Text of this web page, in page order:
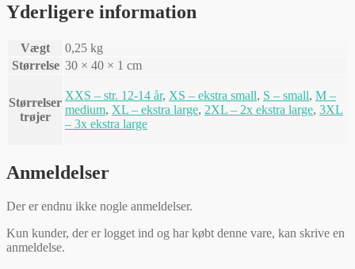
Yderligere information
Vægt
0,25 kg
Størrelse 30 × 40 × 1 cm
Størrelser
trøjer
XXS – str. 12-14 år, XS – ekstra small, S – small, M –
medium, XL – ekstra large, 2XL – 2x ekstra large, 3XL
– 3x ekstra large
Anmeldelser
Der er endnu ikke nogle anmeldelser.
Kun kunder, der er logget ind og har købt denne vare, kan skrive en
anmeldelse.